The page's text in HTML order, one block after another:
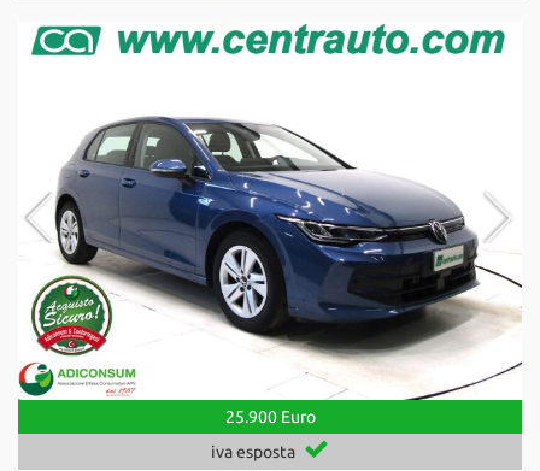
25.900 Euro
iva esposta